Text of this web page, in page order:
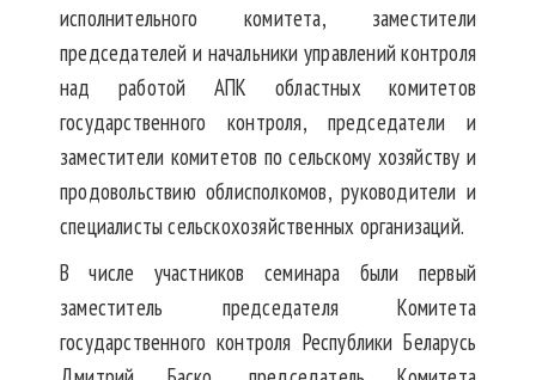
исполнительного комитета, заместители
председателей и начальники управлений контроля
над работой АПК областных комитетов
государственного контроля, председатели и
заместители комитетов по сельскому хозяйству и
продовольствию облисполкомов, руководители и
специалисты сельскохозяйственных организаций.
В числе участников семинара были первый
заместитель председателя Комитета
государственного контроля Республики Беларусь